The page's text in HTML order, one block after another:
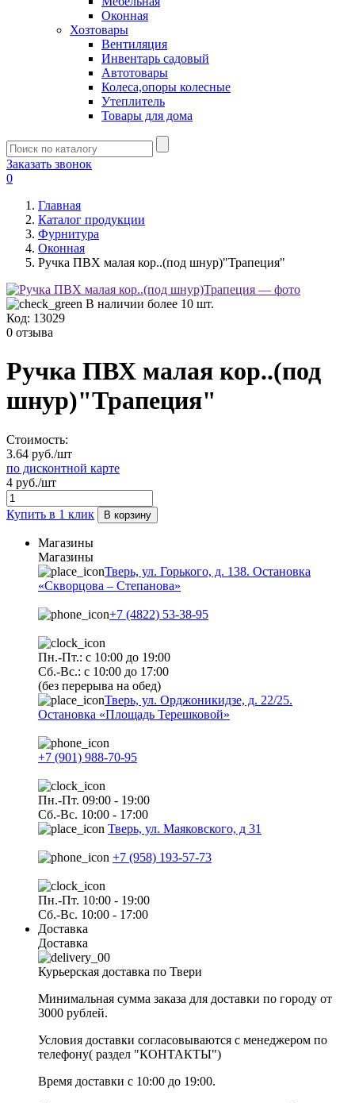
Оконная
Хозтовары
Вентиляция
Инвентарь садовый
Автотовары
Колеса,опоры колесные
Утеплитель
Товары для дома
Заказать звонок
0
Главная
Каталог продукции
Фурнитура
Оконная
Ручка ПВХ малая кор..(под шнур)"Трапеция"
В наличии более 10 шт.
Код: 13029
0 отзыва
Ручка ПВХ малая кор..(под
шнур)"Трапеция"
Стоимость:
3.64 руб./шт
по дисконтной карте
4 руб./шт
Купить в 1 клик В корзину
Магазины
Магазины
Тверь, ул. Горького, д. 138. Остановка
«Скворцова – Степанова»
+7 (4822) 53-38-95
Пн.-Пт.: с 10:00 до 19:00
Сб.-Вс.: с 10:00 до 17:00
(без перерыва на обед)
Тверь, ул. Орджоникидзе, д. 22/25.
Остановка «Площадь Терешковой»
+7 (901) 988-70-95
Пн.-Пт. 09:00 - 19:00
Сб.-Вс. 10:00 - 17:00
Тверь, ул. Маяковского, д 31
+7 (958) 193-57-73
Пн.-Пт. 10:00 - 19:00
Сб.-Вс. 10:00 - 17:00
Доставка
Доставка
Курьерская доставка по Твери
Минимальная сумма заказа для доставки по городу от
3000 рублей.
Условия доставки согласовываются с менеджером по
телефону( раздел "КОНТАКТЫ")
Время доставки с 10:00 до 19:00.